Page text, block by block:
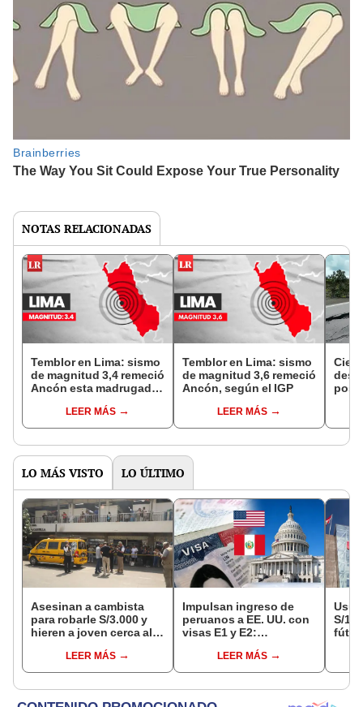
NOTAS RELACIONADAS
Temblor en Lima: sismo
de magnitud 3,4 remeció
Ancón esta madrugada,
LEER MÁS
Temblor en Lima: sismo
de magnitud 3,6 remeció
Ancón, según el IGP
LEER MÁS
LO MÁS VISTO LO ÚLTIMO
Asesinan a cambista
para robarle S/3.000 y
hieren a joven cerca al
CercadoLEER MÁS
Impulsan ingreso de
peruanos a EE. UU. con
visas E1 y E2:
pymes serían los más
beneficiados
LEER MÁS
S/